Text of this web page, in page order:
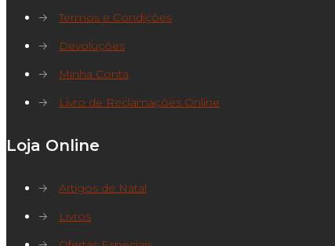
→
Termos e Condições
→
Devoluções
→
Minha Conta
→
Livro de Reclamações Online
Loja Online
→
Artigos de Natal
→
Livros